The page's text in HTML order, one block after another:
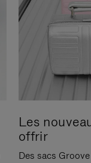
Les
offrir
Des sacs